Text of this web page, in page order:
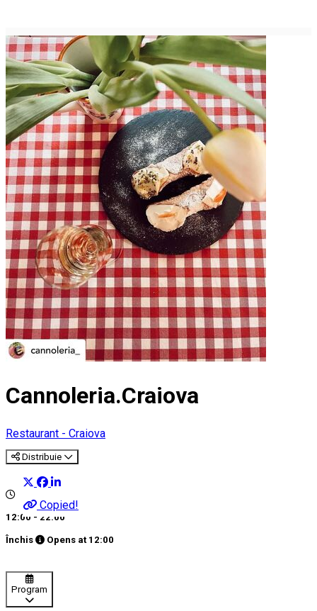
Cannoleria.Craiova
Restaurant - Craiova
Distribuie
Copied!
12:00 - 22:00
Închis Opens at 12:00
Program